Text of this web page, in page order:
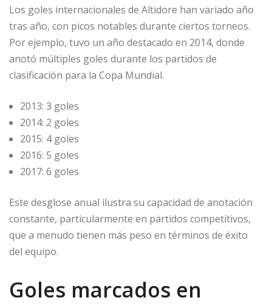
Los goles internacionales de Altidore han variado año
tras año, con picos notables durante ciertos torneos.
Por ejemplo, tuvo un año destacado en 2014, donde
anotó múltiples goles durante los partidos de
clasificación para la Copa Mundial.
2013: 3 goles
2014: 2 goles
2015: 4 goles
2016: 5 goles
2017: 6 goles
Este desglose anual ilustra su capacidad de anotación
constante, particularmente en partidos competitivos,
que a menudo tienen más peso en términos de éxito
del equipo.
Goles marcados en